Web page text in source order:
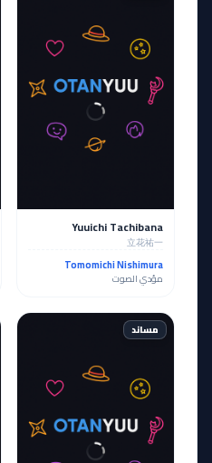
Yuuichi Tachibana
立花祐一
Tomomichi Nishimura
مؤدي الصوت
مساند